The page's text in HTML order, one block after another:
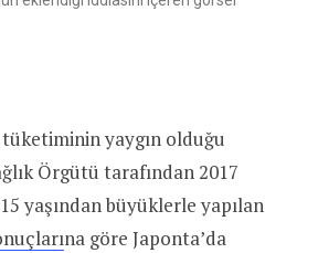
tüketiminin yaygın olduğu
Örgütü tarafından 2017
yaşından büyüklerle yapılan
na göre Japonta’da